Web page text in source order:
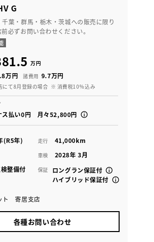
G
葉・群馬・栃木・茨城への販売に限り
必ずお問い合わせください。
万円
万円 諸費用 9.7万円
て8月登録の場合 ※ 消費税10％込み
ス払い0円 月々52,800円
(R5年) 走行 41,000km
車検 2028年 3月
整備付 保証
ロングラン保証付
ハイブリッド保証付
ト 寄居支店
各種お問い合わせ